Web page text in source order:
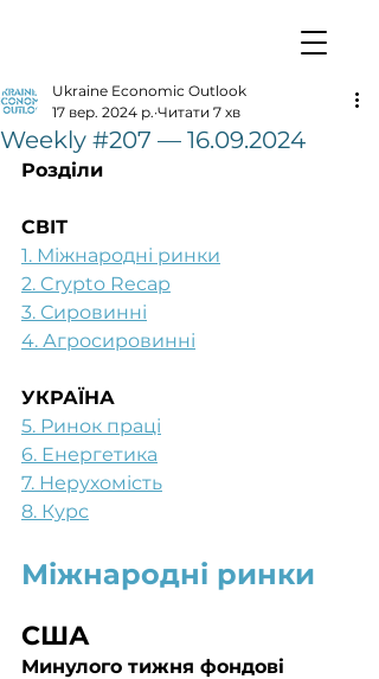
Weekly #207 — 16.09.2024
Ukraine Economic Outlook
17 вер. 2024 р. Читати 7 хв
Розділи
СВІТ
1. Міжнародні ринки
2. Crypto Recap
3. Сировинні
4. Агросировинні
УКРАЇНА
5. Ринок праці
6. Енергетика
7. Нерухомість
8. Курс
Міжнародні ринки
США
Минулого тижня фондові